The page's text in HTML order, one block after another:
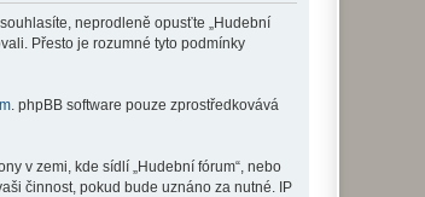
neprodleně opusťte „Hudební
Přesto je rozumné tyto podmínky
. phpBB software pouze zprostředkovává
v zemi, kde sídlí „Hudební fórum“, nebo
činnost, pokud bude uznáno za nutné. IP